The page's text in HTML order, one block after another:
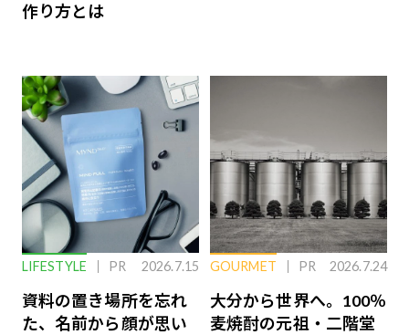
作り方とは
LIFESTYLE PR 2026.7.15
資料の置き場所を忘れ
た、名前から顔が思い
GOURMET PR 2026.7.24
大分から世界へ。100％
麦焼酎の元祖・二階堂